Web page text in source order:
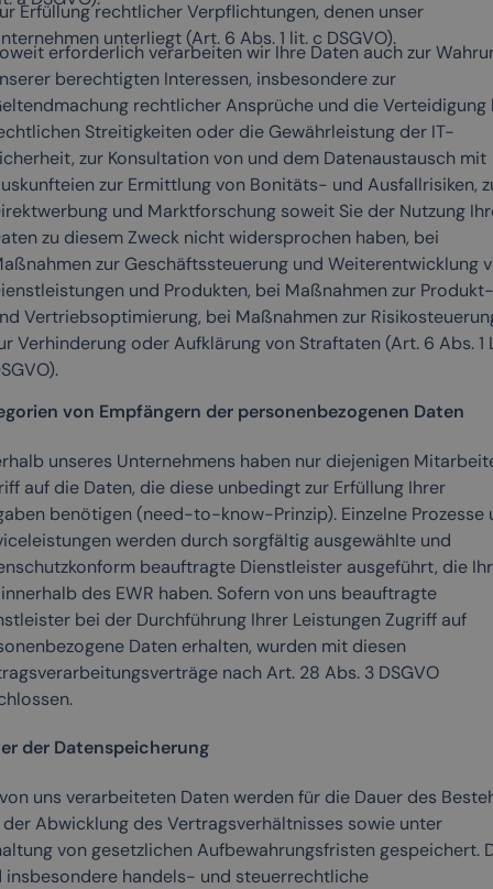
Erfüllung rechtlicher Verpflichtungen, denen unser
unterliegt (Art. 6 Abs. 1 lit. c DSGVO).
erforderlich verarbeiten wir Ihre Daten auch zur
berechtigten Interessen, insbesondere zur
rechtlicher Ansprüche und die Verteidigung
Streitigkeiten oder die Gewährleistung der IT-
zur Konsultation von und dem Datenaustausch mit
zur Ermittlung von Bonitäts- und Ausfallrisiken,
und Marktforschung soweit Sie der Nutzung
zu diesem Zweck nicht widersprochen haben, bei
zur Geschäftssteuerung und Weiterentwicklung
und Produkten, bei Maßnahmen zur Produkt-
Vertriebsoptimierung, bei Maßnahmen zur
Verhinderung oder Aufklärung von Straftaten (Art. 6 Abs. 1
von Empfängern der personenbezogenen Daten
unseres Unternehmens haben nur diejenigen
auf die Daten, die diese unbedingt zur Erfüllung Ihrer
benötigen (need-to-know-Prinzip). Einzelne Prozesse
werden durch sorgfältig ausgewählte und
beauftragte Dienstleister ausgeführt, die
des EWR haben. Sofern von uns beauftragte
bei der Durchführung Ihrer Leistungen Zugriff auf
Daten erhalten, wurden mit diesen
nach Art. 28 Abs. 3 DSGVO
der Datenspeicherung
uns verarbeiteten Daten werden für die Dauer des
Abwicklung des Vertragsverhältnisses sowie unter
von gesetzlichen Aufbewahrungsfristen gespeichert.
insbesondere handels- und steuerrechtliche